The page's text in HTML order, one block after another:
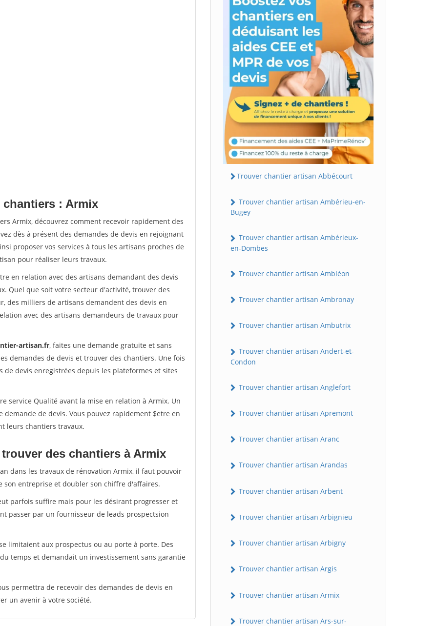
: Armix
Armix, découvrez comment recevoir rapidement des
dès à présent des demandes de devis en rejoignant
proposer vos services à tous les artisans proches de
pour réaliser leurs travaux.
en relation avec des artisans demandant des devis
Quel que soit votre secteur d'activité, trouver des
des milliers de artisans demandent des devis en
avec des artisans demandeurs de travaux pour
artisan.fr, faites une demande gratuite et sans
demandes de devis et trouver des chantiers. Une fois
de devis enregistrées depuis les plateformes et sites
service Qualité avant la mise en relation à Armix. Un
de devis. Vous pouvez rapidement $etre en
leurs chantiers travaux.
des chantiers à Armix
dans les travaux de rénovation Armix, il faut pouvoir
entreprise et doubler son chiffre d'affaires.
parfois suffire mais pour les désirant progresser et
passer par un fournisseur de leads prospectsion
limitaient aux prospectus ou au porte à porte. Des
temps et demandait un investissement sans garantie
permettra de recevoir des demandes de devis en
un avenir à votre société.
Trouver chantier artisan Abbécourt
Trouver chantier artisan Ambérieu-en-
Bugey
Trouver chantier artisan Ambérieux-
en-Dombes
Trouver chantier artisan Ambléon
Trouver chantier artisan Ambronay
Trouver chantier artisan Ambutrix
Trouver chantier artisan Andert-et-
Condon
Trouver chantier artisan Anglefort
Trouver chantier artisan Apremont
Trouver chantier artisan Aranc
Trouver chantier artisan Arandas
Trouver chantier artisan Arbent
Trouver chantier artisan Arbignieu
Trouver chantier artisan Arbigny
Trouver chantier artisan Argis
Trouver chantier artisan Armix
Trouver chantier artisan Ars-sur-